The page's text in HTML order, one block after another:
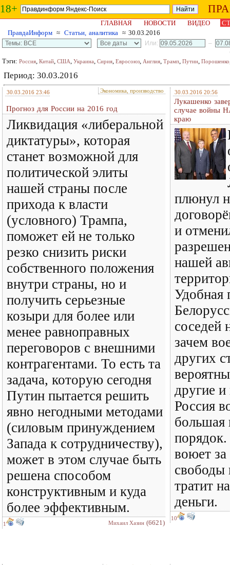
18+
ГЛАВНАЯ НОВОСТИ ВИДЕО
ПравдаИнформ ≈ Статьи, аналитика ≈ 30.03.2016
Или:
–
Тэги: Россия, Китай, США, Украина, Сирия, Евросоюз, Англия, Трамп, Путин, Порошенко
Период: 30.03.2016
30.03.2016 23:46 Экономика, производство
Прогноз для России на 2016 год
Ликвидация «либеральной
диктатуры», которая
станет возможной для
политической элиты
нашей страны после
прихода к власти
(условного) Трампа,
поможет ей не только
резко снизить риски
собственного положения
внутри страны, но и
получить серьезные
козыри для более или
менее равноправных
переговоров с внешними
контрагентами. То есть та
задача, которую сегодня
Путин пытается решить
явно негодными методами
(силовым принуждением
Запада к сотрудничеству),
может в этом случае быть
решена способом
конструктивным и куда
более эффективным.
1 Михаил Хазин (6621)
30.03.2016 20:56
Лукашенко
случае войны
краю
плюнул
и
нашей
Удобная
соседей
зачем
других
другие
Россия
большая
воюет за
свободы
тратит
деньги.
10